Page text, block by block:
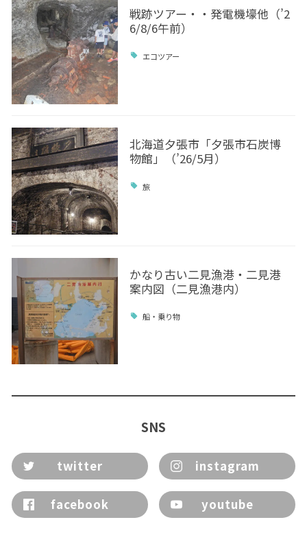
戦跡ツアー・・発電機壕他（’2
6/8/6午前）
エコツアー
北海道夕張市「夕張市石炭博
物館」（’26/5月）
旅
かなり古い二見漁港・二見港
案内図（二見漁港内）
船・乗り物
SNS
twitter instagram
facebook youtube